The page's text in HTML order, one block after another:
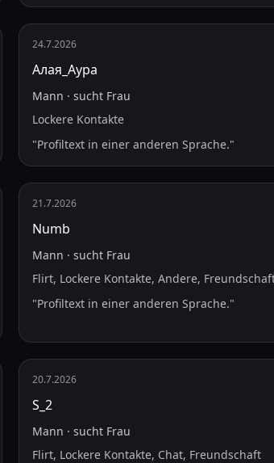
24.7.2026
Алая_Аура
Mann · sucht Frau
Lockere Kontakte
"Profiltext in einer anderen Sprache."
21.7.2026
Numb
Mann · sucht Frau
Flirt, Lockere Kontakte, Andere,
"Profiltext in einer anderen Sprache."
20.7.2026
S_2
Mann · sucht Frau
Flirt, Lockere Kontakte, Chat, Freundschaft